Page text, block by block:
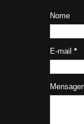
Nome
E-mail *